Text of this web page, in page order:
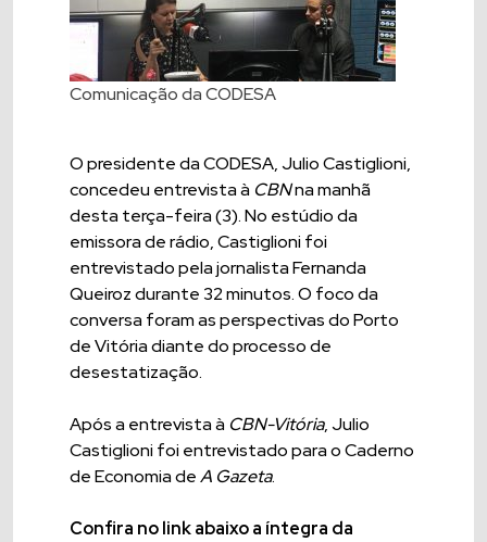
Comunicação da CODESA
O presidente da CODESA, Julio Castiglioni,
concedeu entrevista à CBNna manhã
desta terça-feira (3). No estúdio da
emissora de rádio, Castiglioni foi
entrevistado pela jornalista Fernanda
Queiroz durante 32 minutos. O foco da
conversa foram as perspectivas do Porto
de Vitória diante do processo de
desestatização.
Após a entrevista à CBN-Vitória, Julio
Castiglioni foi entrevistado para o Caderno
de Economia deA Gazeta.
Confira no link abaixo a íntegra da